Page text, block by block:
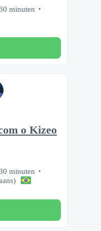
minuten
o Kizeo
minuten